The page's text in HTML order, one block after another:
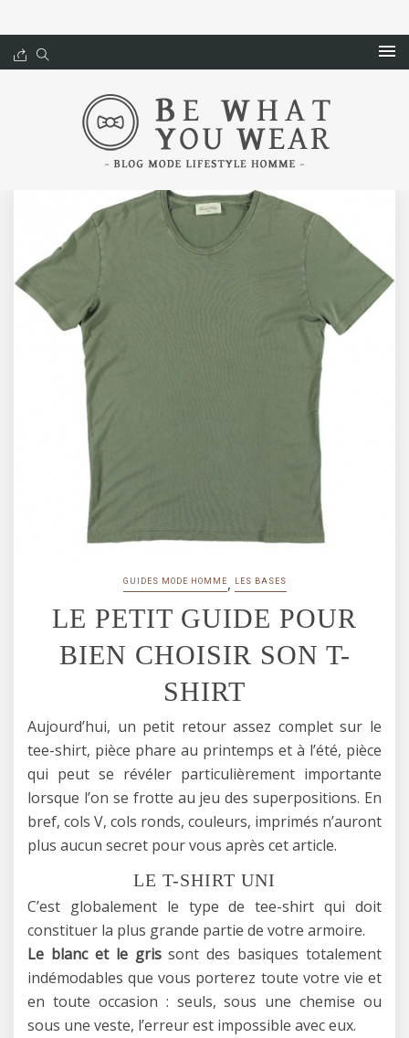
GUIDES MODE HOMME , LES BASES
LE PETIT GUIDE POUR
BIEN CHOISIR SON T-
SHIRT
Aujourd’hui, un petit retour assez complet sur le
tee-shirt, pièce phare au printemps et à l’été, pièce
qui peut se révéler particulièrement importante
lorsque l’on se frotte au jeu des superpositions. En
bref, cols V, cols ronds, couleurs, imprimés n’auront
plus aucun secret pour vous après cet article.
LE T-SHIRT UNI
C’est globalement le type de tee-shirt qui doit
constituer la plus grande partie de votre armoire.
Le blanc et le grissont des basiques totalement
indémodables que vous porterez toute votre vie et
en toute occasion : seuls, sous une chemise ou
sous une veste, l’erreur est impossible avec eux.